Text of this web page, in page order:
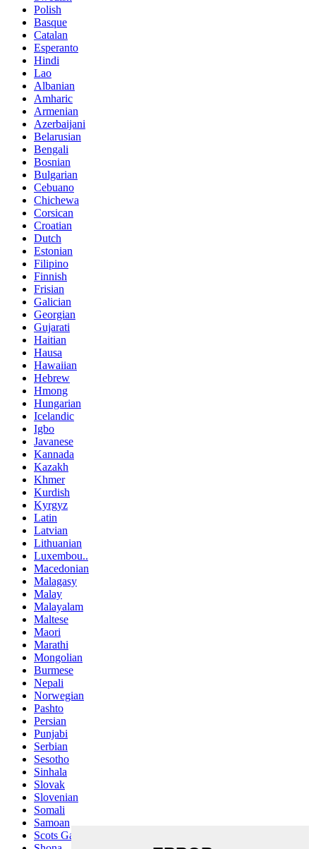
Polish
Basque
Catalan
Esperanto
Hindi
Lao
Albanian
Amharic
Armenian
Azerbaijani
Belarusian
Bengali
Bosnian
Bulgarian
Cebuano
Chichewa
Corsican
Croatian
Dutch
Estonian
Filipino
Finnish
Frisian
Galician
Georgian
Gujarati
Haitian
Hausa
Hawaiian
Hebrew
Hmong
Hungarian
Icelandic
Igbo
Javanese
Kannada
Kazakh
Khmer
Kurdish
Kyrgyz
Latin
Latvian
Lithuanian
Luxembou..
Macedonian
Malagasy
Malay
Malayalam
Maltese
Maori
Marathi
Mongolian
Burmese
Nepali
Norwegian
Pashto
Persian
Punjabi
Serbian
Sesotho
Sinhala
Slovak
Slovenian
Somali
Samoan
Scots Gaelic